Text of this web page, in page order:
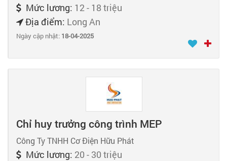
Mức lương: 12 - 18 triệu
Địa điểm: Long An
Ngày cập nhật: 18-04-2025
Chỉ huy trưởng công trình MEP
Công Ty TNHH Cơ Điện Hữu Phát
Mức lương: 20 - 30 triệu